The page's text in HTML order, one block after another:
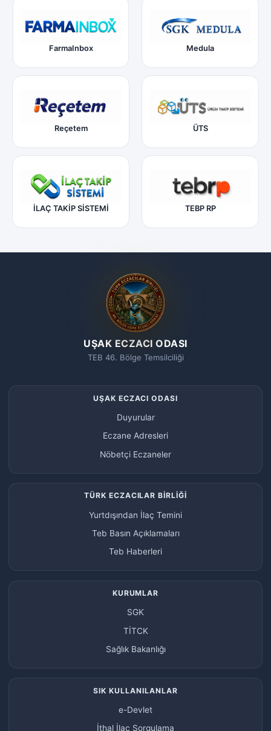
FarmaInbox Medula
Reçetem ÜTS
İLAÇ TAKİP SİSTEMİ TEBP RP
UŞAK ECZACI ODASI
TEB 46. Bölge Temsilciliği
UŞAK ECZACI ODASI
Duyurular
Eczane Adresleri
Nöbetçi Eczaneler
TÜRK ECZACILAR BİRLİĞİ
Yurtdışından İlaç Temini
Teb Basın Açıklamaları
Teb Haberleri
KURUMLAR
SGK
TİTCK
Sağlık Bakanlığı
SIK KULLANILANLAR
e-Devlet
İthal İlaç Sorgulama